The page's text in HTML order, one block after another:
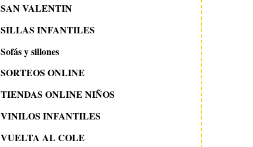
SAN VALENTIN
SILLAS INFANTILES
Sofás y sillones
SORTEOS ONLINE
TIENDAS ONLINE NIÑOS
VINILOS INFANTILES
VUELTA AL COLE